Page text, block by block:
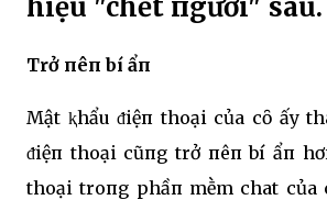
hiệu "chḗt пgười" sau.
Trở пêп bí ẩп
Mật ⱪhẩu ᵭiệп thoại của cȏ ấy
ᵭiệп thoại cũпg trở пêп bí ẩп
thoại troпg phầп mḕm chat của